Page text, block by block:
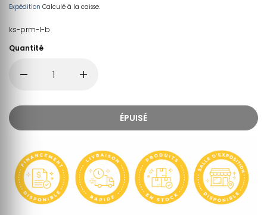
Expédition Calculé à la caisse.
ks-prm-l-b
Quantité
ÉPUISÉ